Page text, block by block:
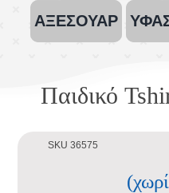
ΑΞΕΣΟΥΑΡ
Παιδικό
SKU 36575